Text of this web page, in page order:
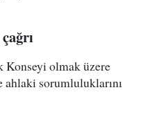
Konseyi olmak üzere
sorumluluklarını